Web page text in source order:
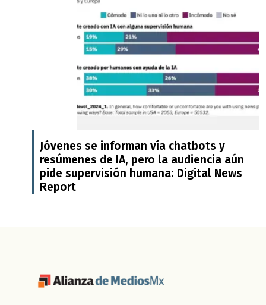
Jóvenes se informan vía chatbots y
resúmenes de IA, pero la audiencia aún
pide supervisión humana: Digital News
Report